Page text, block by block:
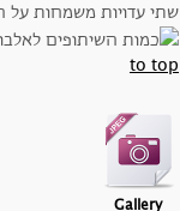
שתי עדויות משמחות
to top
Gallery